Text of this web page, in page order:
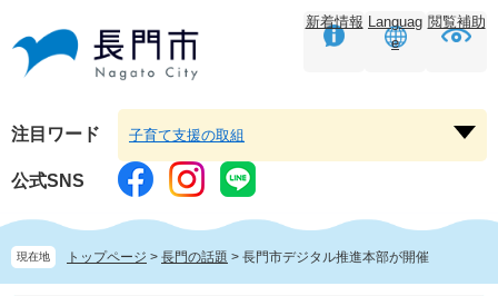
頭
す。
飛
し
本
文
へ
新着情報 Languag
e
閲覧補助
注目ワード
ー
子育て支援の取組
公式SNS
現在地 トップページ > 長門の話題 > 長門市デジタル推進本部が開催